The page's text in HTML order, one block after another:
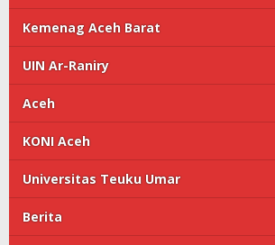
Kemenag Aceh Barat
UIN Ar-Raniry
Aceh
KONI Aceh
Universitas Teuku Umar
Berita